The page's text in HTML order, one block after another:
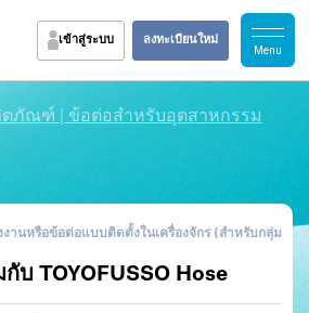
เข้าสู่ระบบ ลงทะเบียนใหม่
ภัณฑ์ | ข้อต่อสำหรับอุตสาหกรรม
านหรือข้อต่อแบบติดตั้งในเครื่องจักร (สำหรับกลุ่ม
บ TOYOFUSSO Hose